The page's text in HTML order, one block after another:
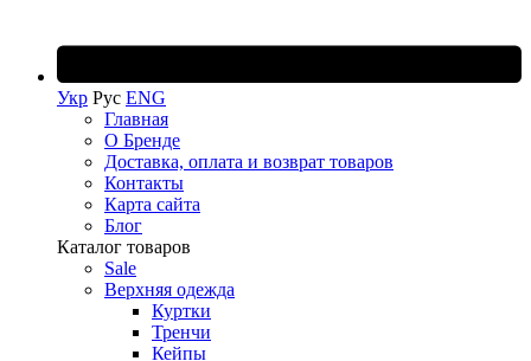
Укр Рус ENG
Главная
О Бренде
Доставка, оплата и возврат товаров
Контакты
Карта сайта
Блог
Каталог товаров
Sale
Верхняя одежда
Куртки
Тренчи
Кейпы